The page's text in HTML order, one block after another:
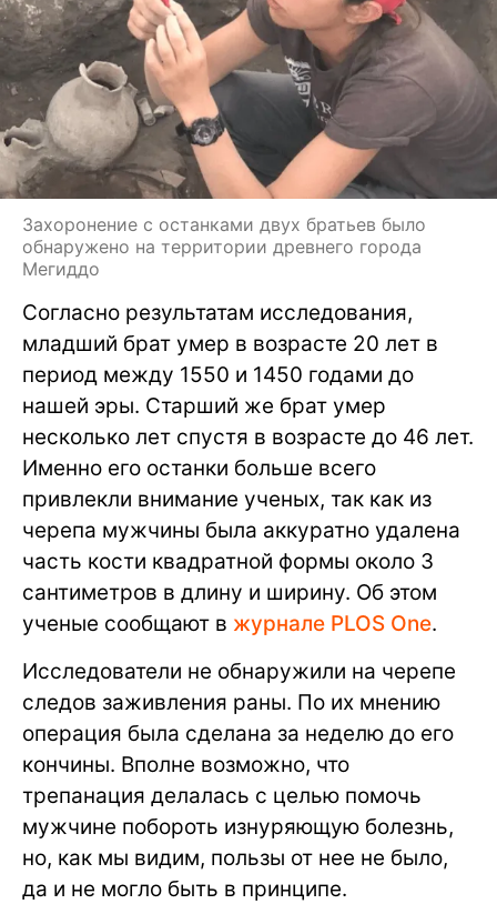
Захоронение с останками двух братьев было
обнаружено на территории древнего города
Мегиддо
Согласно результатам исследования,
младший брат умер в возрасте 20 лет в
период между 1550 и 1450 годами до
нашей эры. Старший же брат умер
несколько лет спустя в возрасте до 46 лет.
Именно его останки больше всего
привлекли внимание ученых, так как из
черепа мужчины была аккуратно удалена
часть кости квадратной формы около 3
сантиметров в длину и ширину. Об этом
ученые сообщают в журнале PLOS One.
Исследователи не обнаружили на черепе
следов заживления раны. По их мнению
операция была сделана за неделю до его
кончины. Вполне возможно, что
трепанация делалась с целью помочь
мужчине побороть изнуряющую болезнь,
но, как мы видим, пользы от нее не было,
да и не могло быть в принципе.